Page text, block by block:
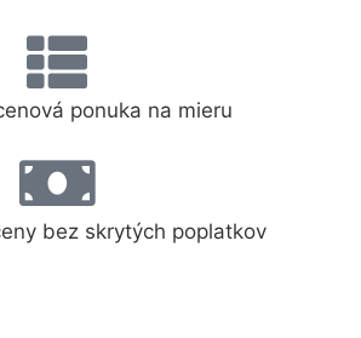
ponuka na mieru
bez skrytých poplatkov